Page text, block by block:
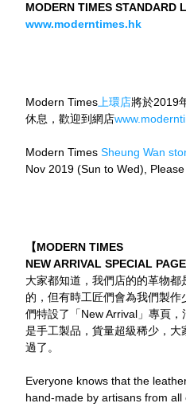
MODERN TIMES STANDARD
www.moderntimes.hk
Modern Times 上環店將於2019
休息，歡迎到網店
Modern Times Sheung Wan
Nov 2019 (Sun to Wed),
【MODERN TIMES
NEW ARRIVAL SPECIAL PAGE
大家都知道，我們店的的革物
的，但有時工匠們會為我們製
們特設了「New Arrival」專頁
是手工製品，貨量超級稀少，
過了。
Everyone knows that the
hand-made by artisans from